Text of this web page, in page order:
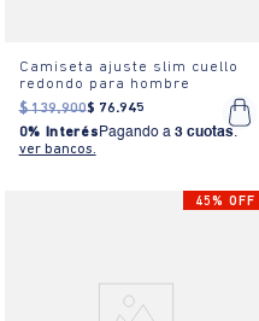
Camiseta ajuste slim cuello
redondo para hombre
$ 139.900$ 76.945
0% Interés Pagando a 3 cuotas.
ver bancos.
45% OFF